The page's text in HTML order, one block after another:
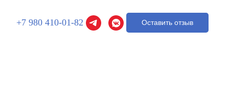
+7 980 410-01-82 Оставить отзыв